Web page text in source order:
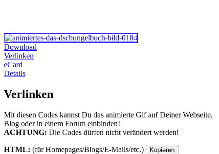
Download
Verlinken
eCard
Details
Verlinken
Mit diesen Codes kannst Du das animierte Gif auf Deiner Webseite,
Blog oder in einem Forum einbinden!
ACHTUNG: Die Codes dürfen nicht verändert werden!
HTML: (für Homepages/Blogs/E-Mails/etc.) Kopieren